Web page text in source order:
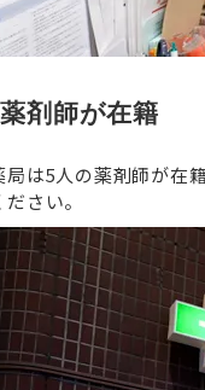
剤師が在籍
局は5人の薬剤師が在
さい。